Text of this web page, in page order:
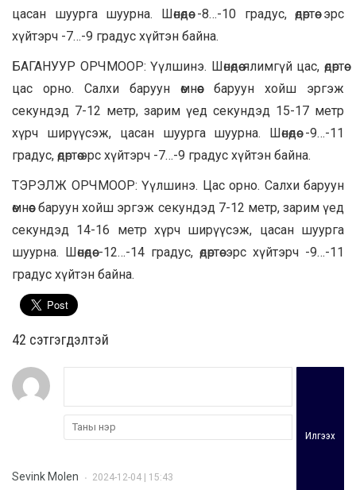
цасан шуурга шуурна. Шөнөдөө -8…-10 градус, өдөртөө эрс
хүйтэрч -7…-9 градус хүйтэн байна.
БАГАНУУР ОРЧМООР: Үүлшинэ. Шөнөдөө ялимгүй цас, өдөртөө
цас орно. Салхи баруун өмнөөс баруун хойш эргэж
секундэд 7-12 метр, зарим үед секундэд 15-17 метр
хүрч ширүүсэж, цасан шуурга шуурна. Шөнөдөө -9…-11
градус, өдөртөө эрс хүйтэрч -7…-9 градус хүйтэн байна.
ТЭРЭЛЖ ОРЧМООР: Үүлшинэ. Цас орно. Салхи баруун
өмнөөс баруун хойш эргэж секундэд 7-12 метр, зарим үед
секундэд 14-16 метр хүрч ширүүсэж, цасан шуурга
шуурна. Шөнөдөө -12…-14 градус, өдөртөө эрс хүйтэрч -9…-11
градус хүйтэн байна.
42 cэтгэгдэлтэй
Илгээх
Sevink Molen • 2024-12-04 | 15:43